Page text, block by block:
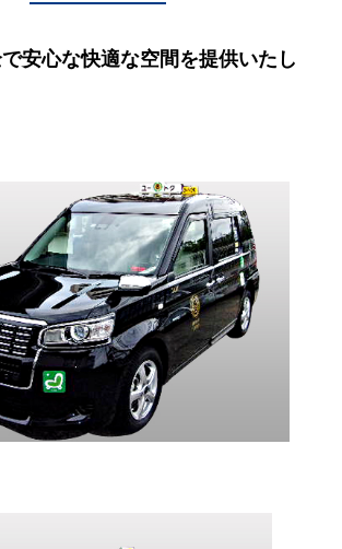
安心な快適な空間を提供いたし